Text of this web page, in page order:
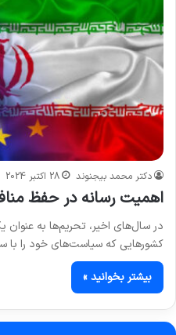
دکتر محمد بیجنوند 28 اکتبر 2024
اهمیت رسانه در حفظ
در سال‌های اخیر، تحریم‌ها به عنوان
کشورهایی که سیاست‌های خود را
بیشتر بخوانید »